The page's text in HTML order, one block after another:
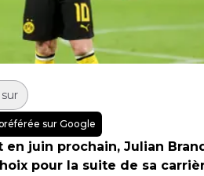
sur Google
en juin prochain, Julian
pour la suite de sa